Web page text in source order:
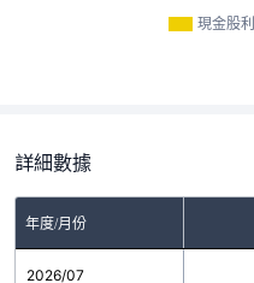
現金股
詳細數據
年度/月份
2026/07